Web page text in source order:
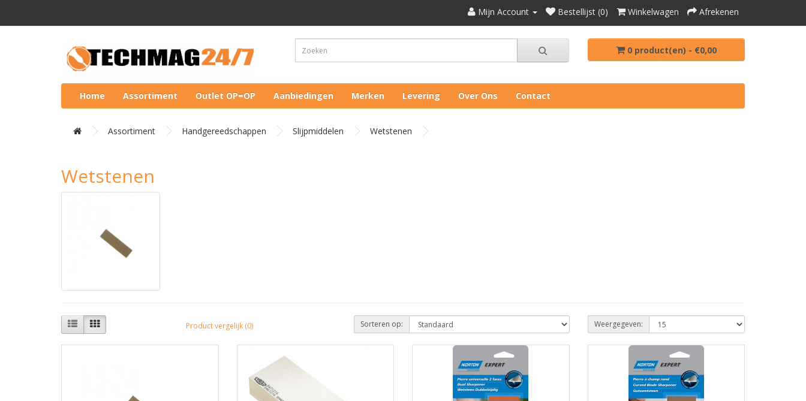
Mijn Account Bestellijst (0) Winkelwagen Afrekenen
0 product(en) - €0,00
Home Assortiment Outlet OP=OP Aanbiedingen Merken Levering Over Ons Contact
Assortiment Handgereedschappen Slijpmiddelen Wetstenen
Wetstenen
Product vergelijk (0) Sorteren op: Weergegeven: